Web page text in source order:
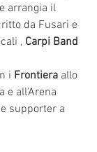
arrangia il
da Fusari e
, Carpi Band
i Frontiera allo
e all'Arena
supporter a